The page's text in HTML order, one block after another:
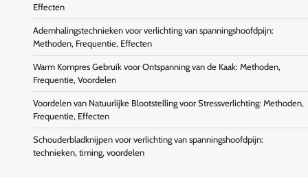
Effecten
Ademhalingstechnieken voor verlichting van spanningshoofdpijn:
Methoden, Frequentie, Effecten
Warm Kompres Gebruik voor Ontspanning van de Kaak: Methoden,
Frequentie, Voordelen
Voordelen van Natuurlijke Blootstelling voor Stressverlichting: Methoden,
Frequentie, Effecten
Schouderbladknijpen voor verlichting van spanningshoofdpijn:
technieken, timing, voordelen